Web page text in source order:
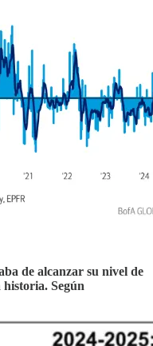
de alcanzar su nivel de
Según